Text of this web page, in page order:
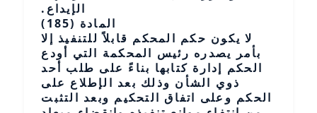
الإيداع.
المادة (185)
لا يكون حكم المحكم قابلاً للتنفيذ إلا
بأمر يصدره رئيس المحكمة التي أودع
الحكم إدارة كتابها بناءً على طلب أحد
ذوي الشأن وذلك بعد الإطلاع على
الحكم وعلى اتفاق التحكيم وبعد التثبت